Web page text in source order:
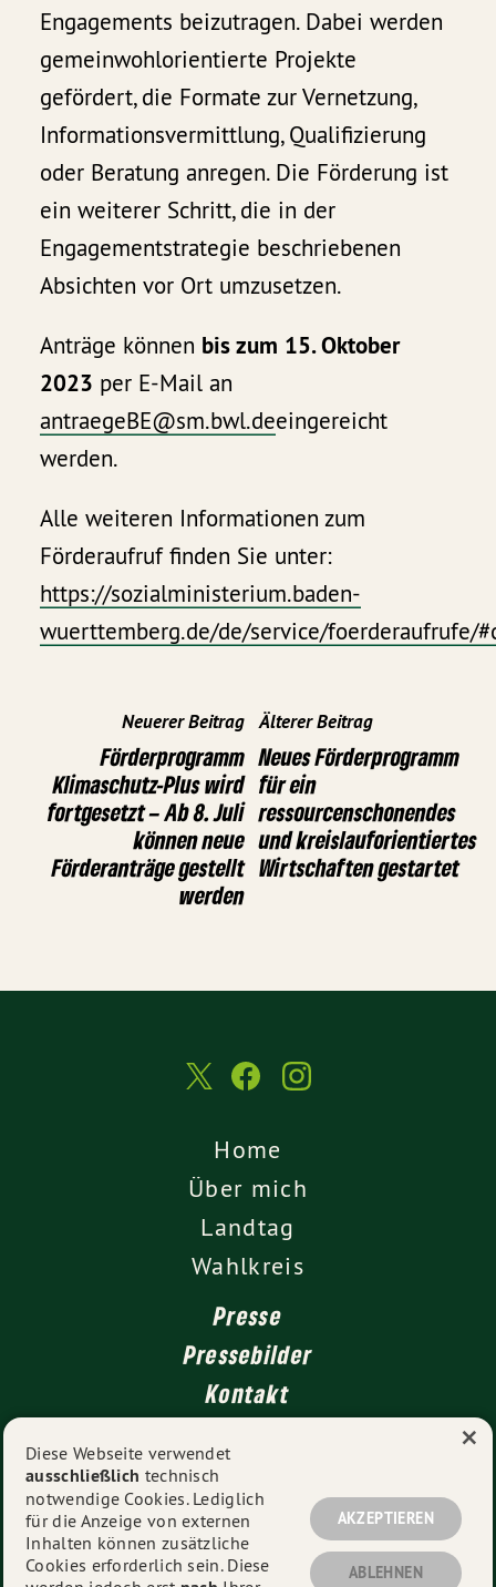
Engagements beizutragen. Dabei werden
gemeinwohlorientierte Projekte
gefördert, die Formate zur Vernetzung,
Informationsvermittlung, Qualifizierung
oder Beratung anregen. Die Förderung ist
ein weiterer Schritt, die in der
Engagementstrategie beschriebenen
Absichten vor Ort umzusetzen.
Anträge können bis zum 15. Oktober
2023 per E-Mail an
antraegeBE@sm.bwl.deeingereicht
werden.
Alle weiteren Informationen zum
Förderaufruf finden Sie unter:
https://sozialministerium.baden-
wuerttemberg.de/de/service/foerderaufrufe/
Neuerer Beitrag
Förderprogramm
Klimaschutz-Plus wird
fortgesetzt – Ab 8. Juli
können neue
Förderanträge gestellt
werden
Älterer Beitrag
Neues Förderprogramm
für ein
ressourcenschonendes
und kreislauforientiertes
Wirtschaften gestartet
Home
Über mich
Landtag
Wahlkreis
Presse
Pressebilder
Kontakt
Impressum
Datenschutz
Diese Webseite verwendet
ausschließlich technisch
notwendige Cookies. Lediglich
für die Anzeige von externen
Inhalten können zusätzliche
Cookies erforderlich sein. Diese
AKZEPTIEREN
ABLEHNEN
×